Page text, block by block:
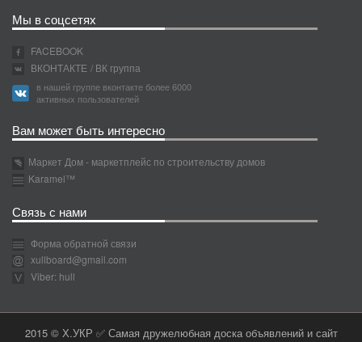
Мы в соцсетях
FACEBOOK
ВКОНТАКТЕ / ВК группа
в нашей группе вконтакте более 6000
активных пользователей
Вам может быть интересно
Маркет Дом - маркетплейс по строительству домов
Karamel™
Связь с нами
Форма обратной связи
xullboard@gmail.com
Viber: hull
2015 © Х.УКР ✅ Самая дружелюбная доска объявлений и сайт